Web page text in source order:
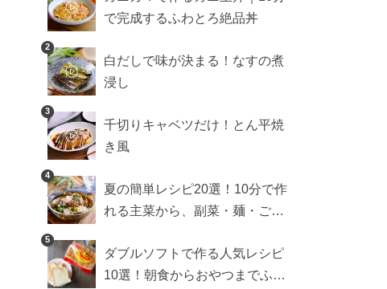
で完成するふわとろ絶品丼
2
白だしで味が決まる！なすの煮
浸し
3
千切りキャベツだけ！とん平焼
き風
4
夏の簡単レシピ20選！10分で作
れる主菜から、副菜・麺・ごは
5
ダブルソフトで作る人気レシピ
10選！朝食からおやつまでふん